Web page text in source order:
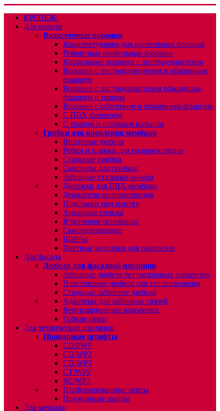
КРЕПЕЖ:
Для кровли
Водосточные воронки
Комплектующие для кровельных воронок
Ремонтные кровельные воронки
Кровельные воронки с листвоуловителем
Воронки с листвоуловителем и обжимным
фланцем
Воронки с листвоуловителем обжимным
фланцем и трапом
Воронки с обогревом и обжимным фланцем
С ПВХ фланецем
С трапом и опорным кольцом
Грибки для крепления мембран
Винтовые дюбеля
Рейки и планки для гидроизоляции
Стальные грибки
Саморезы для грибков
Забивные стальные анкера
Дорожки для ПВХ мембран
Держатели молниеотводов
Подставки под плитку
Анкерные гильзы
В бетонное основание
Самонарезающие
Шайбы
Цветные колпачки для саморезов
Для фасада
Дюбеля для фасадной изоляции
Забивные дюбеля без распорных элементов
Пластиковые дюбеля для теплоизоляции
Стальные забивные дюбеля
Адаптеры для забивных связей
Вентиляционные коробочки
Гибкие связи
Для технической изоляции
Приварные штифты
CD/PWP
CD/WP2
CD/WP3
CT/WP2
SC/WP3
Перфорированные ленты
Прижимные шайбы
Для металла